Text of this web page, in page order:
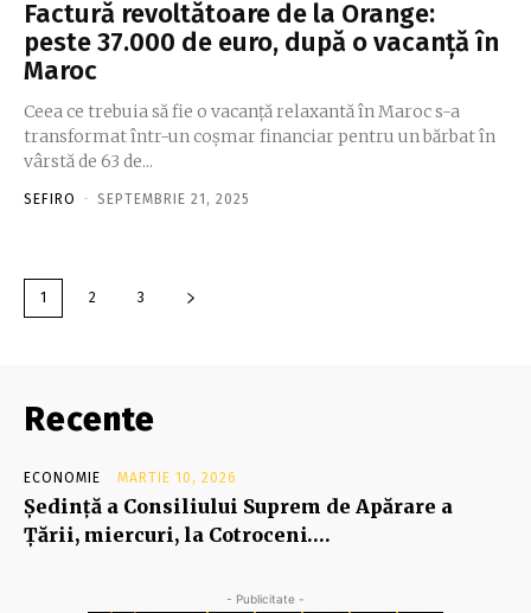
Factură revoltătoare de la Orange:
peste 37.000 de euro, după o vacanță în
Maroc
Ceea ce trebuia să fie o vacanță relaxantă în Maroc s-a
transformat într-un coșmar financiar pentru un bărbat în
vârstă de 63 de...
SEFIRO - SEPTEMBRIE 21, 2025
1 2 3
Recente
ECONOMIE MARTIE 10, 2026
Şedinţă a Consiliului Suprem de Apărare a
Ţării, miercuri, la Cotroceni….
- Publicitate -